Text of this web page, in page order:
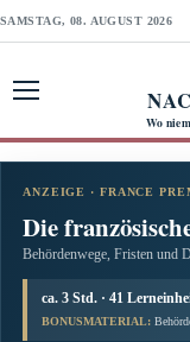
SAMSTAG, 08. AUGUST 2026
Wo
ANZEIGE · FRANCE
Die
Behördenwege, Fristen und
ca. 3 Std. · 41
BONUSMATERIAL: